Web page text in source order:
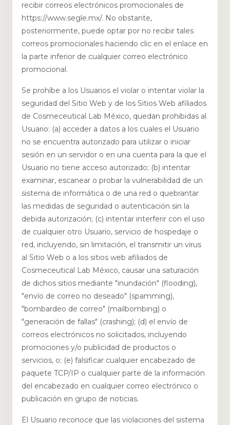
recibir correos electrónicos promocionales de
https://www.segle.mx/. No obstante,
posteriormente, puede optar por no recibir tales
correos promocionales haciendo clic en el enlace en
la parte inferior de cualquier correo electrónico
promocional.
Se prohíbe a los Usuarios el violar o intentar violar la
seguridad del Sitio Web y de los Sitios Web afiliados
de Cosmeceutical Lab México, quedan prohibidas al
Usuario: (a) acceder a datos a los cuales el Usuario
no se encuentra autorizado para utilizar o iniciar
sesión en un servidor o en una cuenta para la que el
Usuario no tiene acceso autorizado; (b) intentar
examinar, escanear o probar la vulnerabilidad de un
sistema de informática o de una red o quebrantar
las medidas de seguridad o autenticación sin la
debida autorización; (c) intentar interferir con el uso
de cualquier otro Usuario, servicio de hospedaje o
red, incluyendo, sin limitación, el transmitir un virus
al Sitio Web o a los sitios web afiliados de
Cosmeceutical Lab México, causar una saturación
de dichos sitios mediante "inundación" (flooding),
"envío de correo no deseado" (spamming),
"bombardeo de correo" (mailbombing) o
"generación de fallas" (crashing); (d) el envío de
correos electrónicos no solicitados, incluyendo
promociones y/o publicidad de productos o
servicios, o; (e) falsificar cualquier encabezado de
paquete TCP/IP o cualquier parte de la información
del encabezado en cualquier correo electrónico o
publicación en grupo de noticias.
El Usuario reconoce que las violaciones del sistema